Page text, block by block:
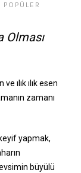
POPÜLER
Olması
ılık ılık esen
zamanı
yapmak,
büyülü